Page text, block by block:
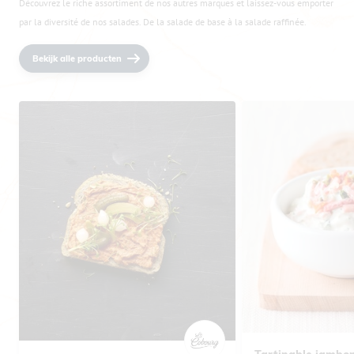
Découvrez le riche assortiment de nos autres marques et laissez-vous emporter
par la diversité de nos salades. De la salade de base à la salade raffinée.
Bekijk alle producten